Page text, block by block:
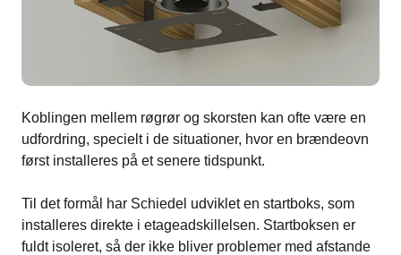
Koblingen mellem røgrør og skorsten kan ofte være en
udfordring, specielt i de situationer, hvor en brændeovn
først installeres på et senere tidspunkt.
Til det formål har Schiedel udviklet en startboks, som
installeres direkte i etageadskillelsen. Startboksen er
fuldt isoleret, så der ikke bliver problemer med afstande